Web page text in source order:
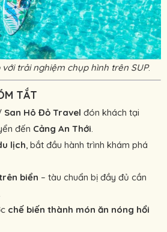
trải nghiệm chụp hình trên SUP.
TẮT
San Hô Đỏ Travel đón khách tại
đến Cảng An Thới
lịch , bắt đầu hành trình khám phá
biển – tàu chuẩn bị đầy đủ cần
chế biến thành món ăn nóng hổi